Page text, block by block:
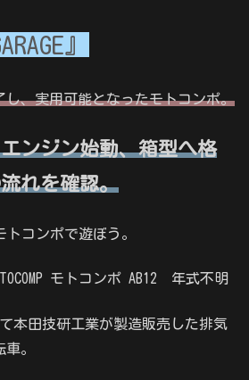
』
し、実用可能となったモトコンポ。
ンジン始動、箱型へ格
れを確認。
トコンポで遊ぼう。
モトコンポ AB12 年式不明
本田技研工業が製造販売した排気
。